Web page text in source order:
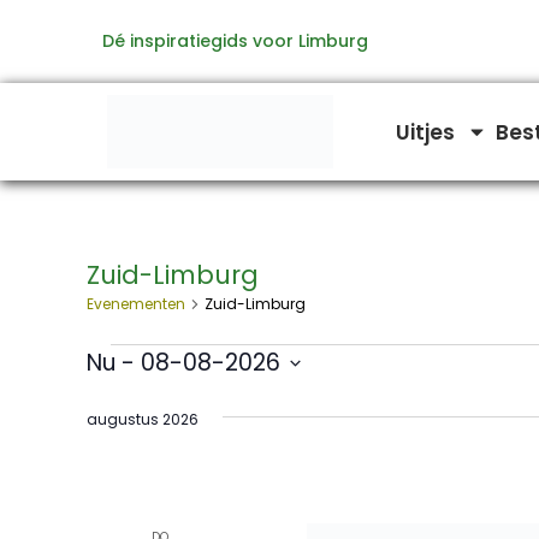
de
Dé inspiratiegids voor Limburg
Uitjes
Zuid-Limburg
Evenementen Zuid-Limburg
Evenementen
Nu - 08-08-2026
een
augustus 2026